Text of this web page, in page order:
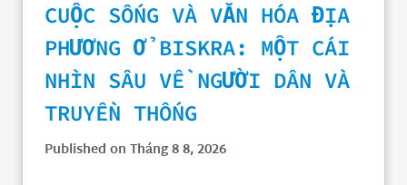
CUỘC SỐNG VÀ VĂN HÓA ĐỊA
PHƯƠNG Ở BISKRA: MỘT CÁI
NHÌN SÂU VỀ NGƯỜI DÂN VÀ
TRUYỀN THỐNG
Published on Tháng 8 8, 2026